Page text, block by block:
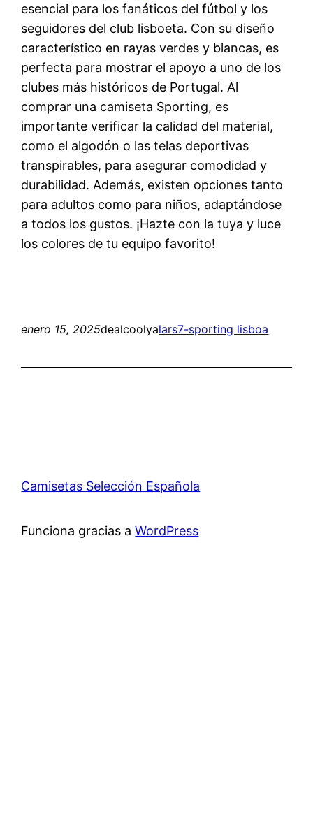
esencial para los fanáticos del fútbol y los
seguidores del club lisboeta. Con su diseño
característico en rayas verdes y blancas, es
perfecta para mostrar el apoyo a uno de los
clubes más históricos de Portugal. Al
comprar una camiseta Sporting, es
importante verificar la calidad del material,
como el algodón o las telas deportivas
transpirables, para asegurar comodidad y
durabilidad. Además, existen opciones tanto
para adultos como para niños, adaptándose
a todos los gustos. ¡Hazte con la tuya y luce
los colores de tu equipo favorito!
enero 15, 2025dealcoolyalars7-sporting lisboa
Camisetas Selección Española
Funciona gracias aWordPress